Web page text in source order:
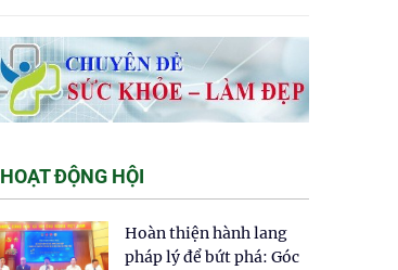
HOẠT ĐỘNG HỘI
Hoàn thiện hành lang
pháp lý để bứt phá: Góc